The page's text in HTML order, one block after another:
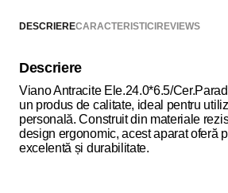
DESCRIERECARACTERISTICIREVIEWS
Descriere
Viano Antracite Ele.24.0*6.5/
un produs de calitate, ideal pentru
personală. Construit din materiale
design ergonomic, acest aparat oferă
excelentă și durabilitate.